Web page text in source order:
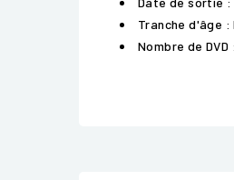
Tranche d'âge :
Nombre de DVD